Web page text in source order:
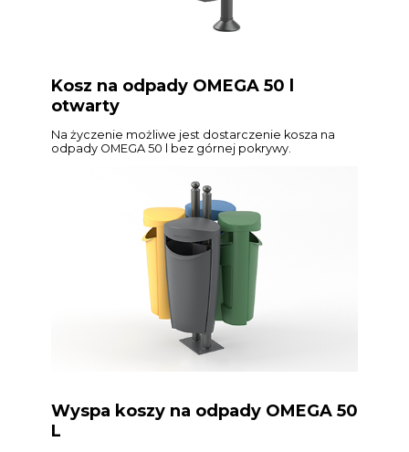
Kosz na odpady OMEGA 50 l
otwarty
Na życzenie możliwe jest dostarczenie kosza na
odpady OMEGA 50 l bez górnej pokrywy.
Wyspa koszy na odpady OMEGA 50
L